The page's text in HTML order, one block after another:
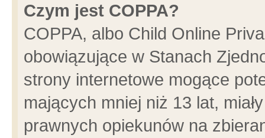
Czym jest COPPA?
COPPA, albo Child Online
obowiązujące w Stanach
strony internetowe mogące
mających mniej niż 13 lat,
prawnych opiekunów na